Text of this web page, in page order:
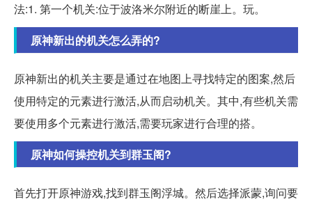
法:1. 第一个机关:位于波洛米尔附近的断崖上。玩。
原神新出的机关怎么弄的?
原神新出的机关主要是通过在地图上寻找特定的图案,然后
使用特定的元素进行激活,从而启动机关。其中,有些机关需
要使用多个元素进行激活,需要玩家进行合理的搭。
原神如何操控机关到群玉阁?
首先打开原神游戏,找到群玉阁浮城。然后选择派蒙,询问要